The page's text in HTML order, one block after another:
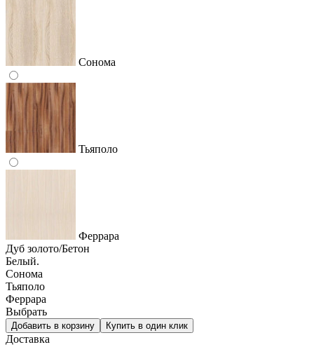
Сонома
Тьяполо
Феррара
Дуб золото/Бетон
Белый.
Сонома
Тьяполо
Феррара
Выбрать
Доставка